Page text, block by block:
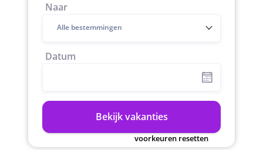
Naar
Alle bestemmingen
Datum
Bekijk vakanties
voorkeuren resetten